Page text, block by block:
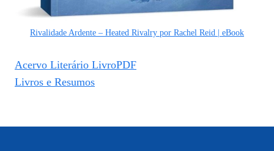
Rivalidade Ardente – Heated Rivalry por Rachel Reid | eBook
Acervo Literário LivroPDF
Livros e Resumos